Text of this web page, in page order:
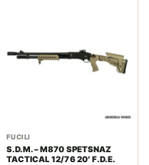
FUCILI
S.D.M. – M870 SPETSNAZ
TACTICAL 12/76 20′ F.D.E.